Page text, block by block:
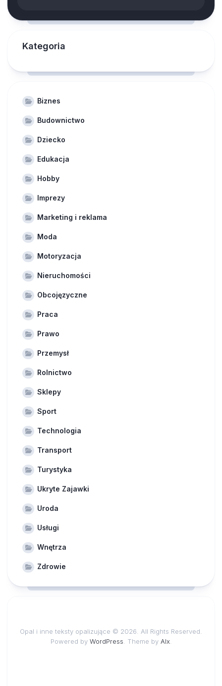
Kategoria
Biznes
Budownictwo
Dziecko
Edukacja
Hobby
Imprezy
Marketing i reklama
Moda
Motoryzacja
Nieruchomości
Obcojęzyczne
Praca
Prawo
Przemysł
Rolnictwo
Sklepy
Sport
Technologia
Transport
Turystyka
Ukryte Zajawki
Uroda
Usługi
Wnętrza
Zdrowie
Opal i inne teksty opalizujące © 2026. All Rights Reserved.
Powered by WordPress . Theme by Alx